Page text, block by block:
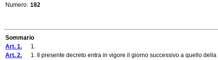
Numero: 182
Sommario
Art. 1. 1.
Art. 2. 1. Il presente decreto entra in vigore il giorno successivo a quello